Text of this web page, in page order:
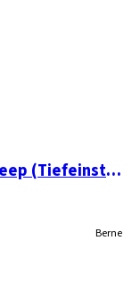
Radkutsche Musketier Enviolo Deep (Tiefeinstieg)
Berne